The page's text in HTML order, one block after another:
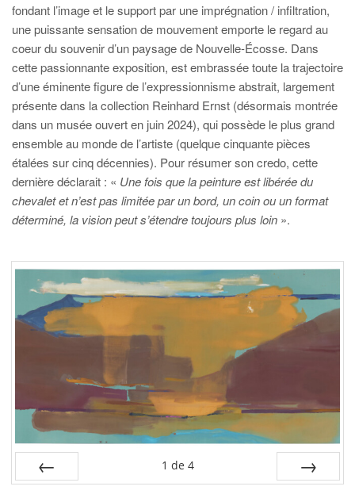
fondant l’image et le support par une imprégnation / infiltration,
une puissante sensation de mouvement emporte le regard au
coeur du souvenir d’un paysage de Nouvelle-Écosse. Dans
cette passionnante exposition, est embrassée toute la trajectoire
d’une éminente figure de l’expressionnisme abstrait, largement
présente dans la collection Reinhard Ernst (désormais montrée
dans un musée ouvert en juin 2024), qui possède le plus grand
ensemble au monde de l’artiste (quelque cinquante pièces
étalées sur cinq décennies). Pour résumer son credo, cette
dernière déclarait : « Une fois que la peinture est libérée du
chevalet et n’est pas limitée par un bord, un coin ou un format
déterminé, la vision peut s’étendre toujours plus loin ».
1 de 4